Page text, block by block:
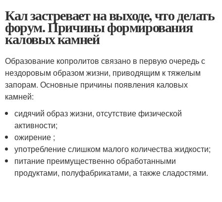
Кал застревает на выходе, что делать
форум. Причины формирования
каловых камней
Образование копролитов связано в первую очередь с
нездоровым образом жизни, приводящим к тяжелым
запорам. Основные причины появления каловых
камней:
сидячий образ жизни, отсутствие физической
активности;
ожирение ;
употребление слишком малого количества жидкости;
питание преимущественно обработанными
продуктами, полуфабрикатами, а также сладостями.